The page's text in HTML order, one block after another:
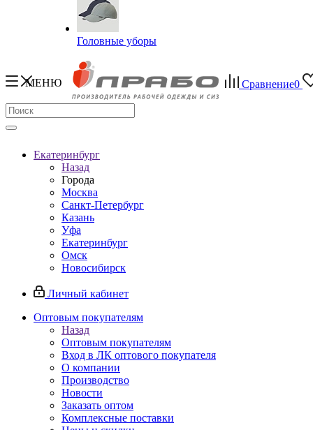
Головные уборы
МЕНЮ Сравнение0
Екатеринбург
Назад
Города
Москва
Санкт-Петербург
Казань
Уфа
Екатеринбург
Омск
Новосибирск
Личный кабинет
Оптовым покупателям
Назад
Оптовым покупателям
Вход в ЛК оптового покупателя
О компании
Производство
Новости
Заказать оптом
Комплексные поставки